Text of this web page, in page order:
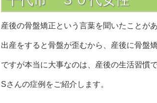
産後の骨盤矯正という言葉を聞いたことが
出産をすると骨盤が歪むから、産後に骨盤
ですが本当に大事なのは、産後の生活習慣
Sさんの症例をご紹介します。